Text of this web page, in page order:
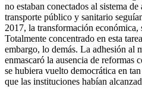
no estaban conectados al sistema
transporte público y sanitario
2017, la transformación
Totalmente concentrado en esta
embargo, lo demás. La adhesión al
enmascaró la ausencia de reformas
se hubiera vuelto democrática en
que las instituciones habían